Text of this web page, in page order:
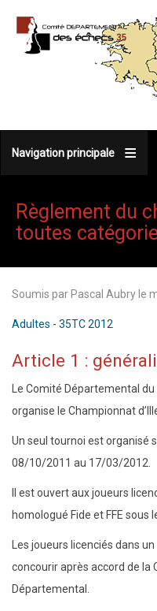
contenu
Navigation principale
Règlement du
toutes
Soumis par Pascal Aubry le
Adultes - 35TC 2012
Article 1 :
Le Comité Départemental du
organise le Championnat
Un seul tournoi est organisé
08/10/2011 au 17/03/2012.
Il est ouvert aux joueurs
homologué Fide et FFE sous
Les joueurs licenciés dans
concourir après accord de la
Départemental.